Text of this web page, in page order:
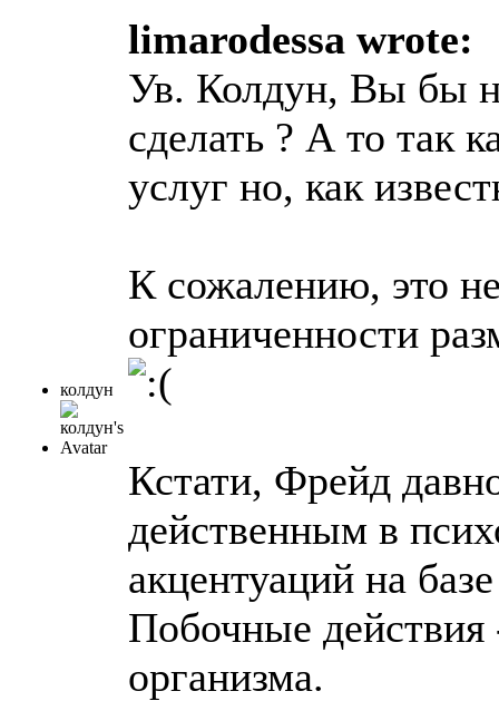
колдун
limarodessa wrote:
Ув. Колдун, Вы бы
сделать ? А то так
услуг но, как
К сожалению, это
ограниченности
Кстати, Фрейд
действенным в
акцентуаций на
Побочные
организма.